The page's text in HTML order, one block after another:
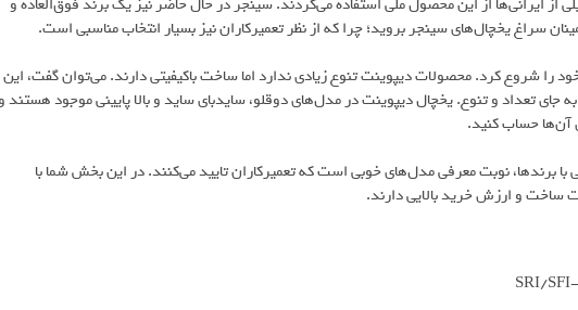
ایرانی‌ها از این محصول ملی استفاده می‌کردند. سینجر در حال حاضر نیز یک برند فوق‌العاده و
سراغ یخچال‌های سینجر بروید؛ چرا که از نظر تعمیرکاران نیز بسیار انتخاب‌ مناسبی است.
یک برند ایرانی است که در سال ۱۳۹۳ کار خود را شروع کرد. محصولات دیپوینت تنوع زیادی ندارد اما ساخت باکیفیتی دارند. می‌توان گفت، این
جای تعداد و تنوع. یخچال دیپوینت در مدل‌های دوقلو، سایدبای ساید و بالا پایینی موجود هستند
آن‌ها حساب کنید.
برندها، نوبت معرفی مدل‌های خوبی است که تعمیرکاران تایید می‌کنند. در این بخش شما با
ساخت و ارزش خرید بالایی دارند.